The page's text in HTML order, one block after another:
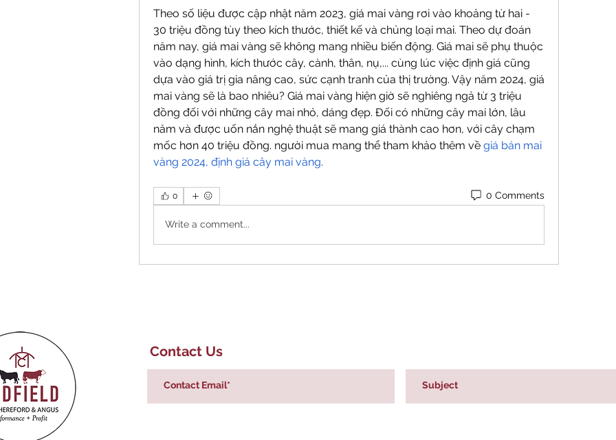
Theo số liệu được cập nhật năm 2023, giá mai vàng rơi vào khoảng từ hai -
30 triệu đồng tùy theo kích thước, thiết kế và chủng loại mai. Theo dự đoán
năm nay, giá mai vàng sẽ không mang nhiều biến động. Giá mai sẽ phụ thuộc
vào dạng hình, kích thước cây, cành, thân, nụ,... cùng lúc việc định giá cũng
dựa vào giá trị gia nâng cao, sức cạnh tranh của thị trường. Vậy năm 2024, giá
mai vàng sẽ là bao nhiêu? Giá mai vàng hiện giờ sẽ nghiêng ngả từ 3 triệu
đồng đối với những cây mai nhỏ, dáng đẹp. Đối có những cây mai lớn, lâu
năm và được uốn nắn nghệ thuật sẽ mang giá thành cao hơn, với cây chạm
mốc hơn 40 triệu đồng. người mua mang thể tham khảo thêm về giá bán mai
vàng 2024, định giá cây mai vàng.
0 0 Comments
Write a comment...
Contact Us